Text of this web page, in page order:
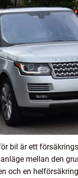
bil är ett
mellan den
och en